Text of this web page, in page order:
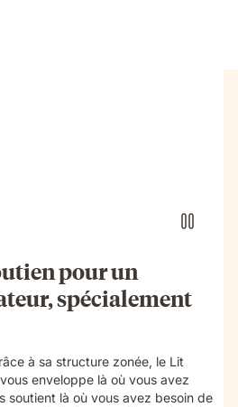
pour un
spécialement
à sa structure zonée, le Lit
enveloppe là où vous avez
soutient là où vous avez besoin de